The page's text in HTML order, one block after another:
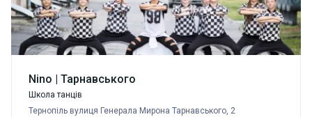
Nino | Тарнавського
Школа танців
Тернопіль вулиця Генерала Мирона Тарнавського, 2